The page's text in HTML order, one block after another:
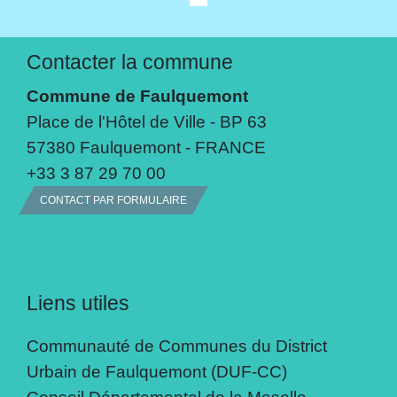
Contacter la commune
Commune de Faulquemont
Place de l'Hôtel de Ville - BP 63
57380 Faulquemont - FRANCE
+33 3 87 29 70 00
CONTACT PAR FORMULAIRE
Liens utiles
Communauté de Communes du District
Urbain de Faulquemont (DUF-CC)